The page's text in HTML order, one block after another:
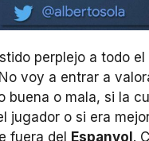
perplejo a todo
voy a entrar a
buena o mala, si la
jugador o si era
fuera del Espanyol .